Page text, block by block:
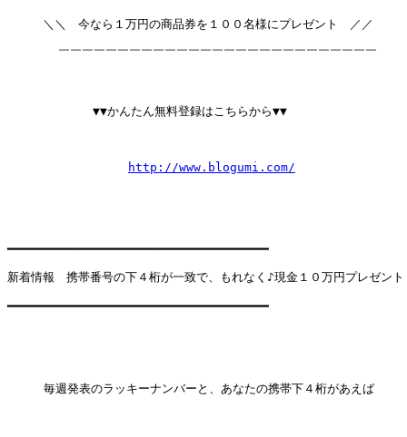
＼＼　今なら１万円の商品券を１００名様にプレゼント　／／
       ￣￣￣￣￣￣￣￣￣￣￣￣￣￣￣￣￣￣￣￣￣￣￣￣￣￣￣
  　　　　　　▼▼かんたん無料登録はこちらから▼▼
http://www.blogumi.com/
━━━━━━━━━━━━━━━━━━━━━━━━━━━━━━━━━━━━
新着情報　携帯番号の下４桁が一致で、もれなく♪現金１０万円プレゼント
━━━━━━━━━━━━━━━━━━━━━━━━━━━━━━━━━━━━
     毎週発表のラッキーナンバーと、あなたの携帯下４桁があえば